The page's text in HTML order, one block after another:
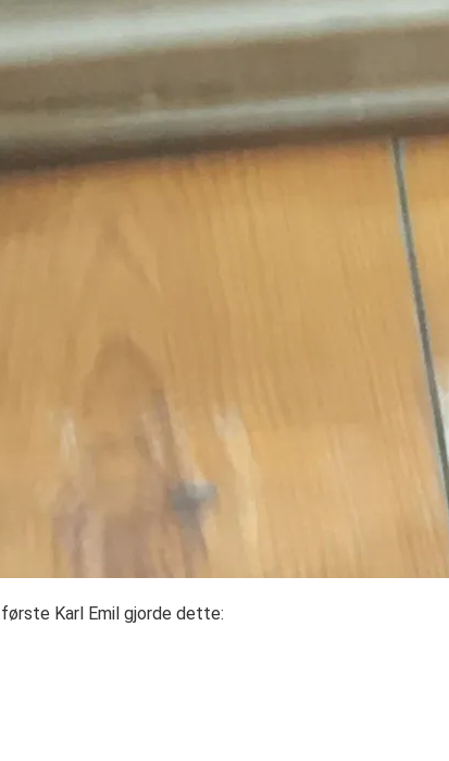
Karl Emil gjorde dette: